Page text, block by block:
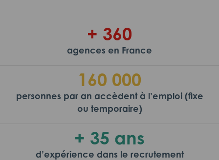
+ 360
agences en France
160 000
personnes par an accèdent à l’emploi (fixe
ou temporaire)
+ 35 ans
d’expérience dans le recrutement